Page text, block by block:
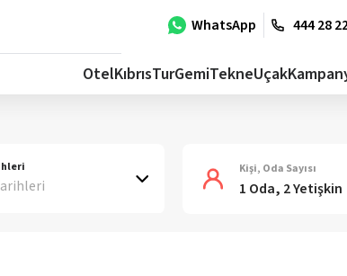
WhatsApp 444 28
OtelKıbrısTurGemiTekneUçak
Kişi, Oda Sayısı
1 Oda, 2 Yetişkin